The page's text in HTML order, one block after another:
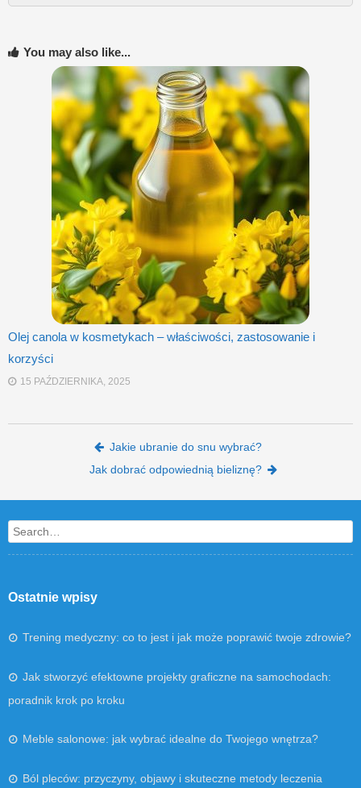
You may also like...
Olej canola w kosmetykach – właściwości, zastosowanie i
korzyści
15 PAŹDZIERNIKA, 2025
Post navigation
Jakie ubranie do snu wybrać?
Jak dobrać odpowiednią bieliznę?
Search
Ostatnie wpisy
Trening medyczny: co to jest i jak może poprawić twoje zdrowie?
Jak stworzyć efektowne projekty graficzne na samochodach:
poradnik krok po kroku
Meble salonowe: jak wybrać idealne do Twojego wnętrza?
Ból pleców: przyczyny, objawy i skuteczne metody leczenia